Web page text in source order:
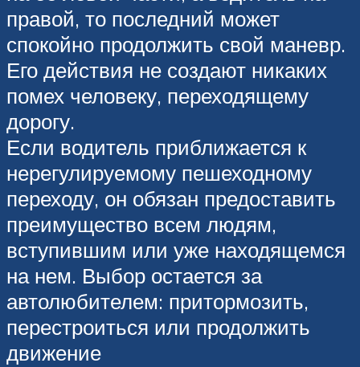
правой, то последний может
спокойно продолжить свой маневр.
Его действия не создают никаких
помех человеку, переходящему
дорогу.
Если водитель приближается к
нерегулируемому пешеходному
переходу, он обязан предоставить
преимущество всем людям,
вступившим или уже находящемся
на нем. Выбор остается за
автолюбителем: притормозить,
перестроиться или продолжить
движение